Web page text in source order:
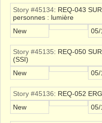
Story #45134: REQ-043
personnes : lumière
New
Story #45135: REQ-050
(SSI)
New
Story #45136: REQ-052
New